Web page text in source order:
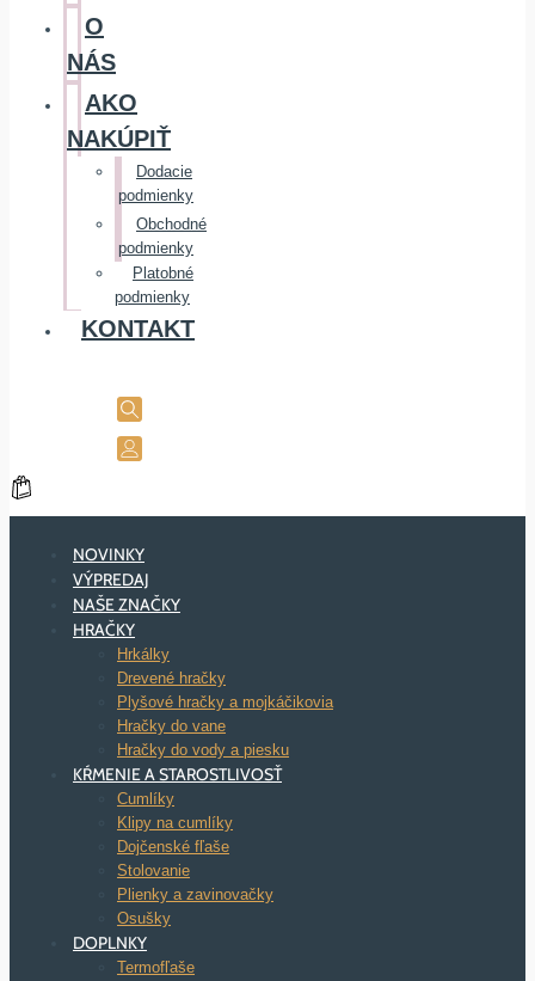
O
NÁS
AKO
NAKÚPIŤ
Dodacie
podmienky
Obchodné
podmienky
Platobné
podmienky
KONTAKT
NOVINKY
VÝPREDAJ
NAŠE ZNAČKY
HRAČKY
Hrkálky
Drevené hračky
Plyšové hračky a mojkáčikovia
Hračky do vane
Hračky do vody a piesku
KŔMENIE A STAROSTLIVOSŤ
Cumlíky
Klipy na cumlíky
Dojčenské fľaše
Stolovanie
Plienky a zavinovačky
Osušky
DOPLNKY
Termofľaše